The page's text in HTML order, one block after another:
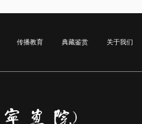
传播教育 典藏鉴赏 关于我们